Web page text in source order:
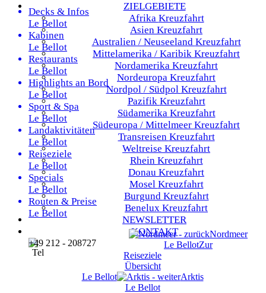
ZIELGEBIETE
Afrika Kreuzfahrt
Asien Kreuzfahrt
Australien / Neuseeland Kreuzfahrt
Mittelamerika / Karibik Kreuzfahrt
Nordamerika Kreuzfahrt
Nordeuropa Kreuzfahrt
Nordpol / Südpol Kreuzfahrt
Pazifik Kreuzfahrt
Südamerika Kreuzfahrt
Südeuropa / Mittelmeer Kreuzfahrt
Transreisen Kreuzfahrt
Weltreise Kreuzfahrt
Rhein Kreuzfahrt
Donau Kreuzfahrt
Mosel Kreuzfahrt
Burgund Kreuzfahrt
Benelux Kreuzfahrt
NEWSLETTER
KONTAKT
+49 212 - 208727
Decks & Infos
Le Bellot
Kabinen
Le Bellot
Restaurants
Le Bellot
Highlights an Bord
Le Bellot
Sport & Spa
Le Bellot
Landaktivitäten
Le Bellot
Reiseziele
Le Bellot
Specials
Le Bellot
Routen & Preise
Le Bellot
Nordmeer
Le BellotZur
Reiseziele
Übersicht
Le Bellot
Arktis
Le Bellot